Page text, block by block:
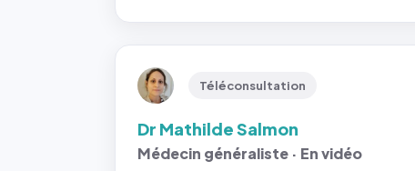
Téléconsultation
Dr Mathilde Salmon
Médecin généraliste · En vidéo